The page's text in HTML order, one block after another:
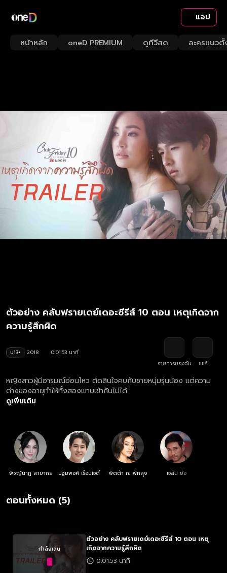
แอป
หน้าหลัก oneD PREMIUM ดูทีวีสด ละครแนวตั้
ตัวอย่าง คลับฟรายเดย์เดอะซีรีส์ 10 ตอน เหตุเกิดจาก
ความรู้สึกผิด
น13+ 2018
0:01:53 นาที
รายการของฉัน
แชร์
หญิงสาวผู้มีอารมณ์อ่อนไหว ตัดสินใจคบกับชายหนุ่มรุ่นน้อง แต่ความ
ต่างของอายุทำให้ทั้งสองแทบเข้ากันไม่ได้
ดูเพิ่มเติม
พิชญ์นาฏ สาขากร ปฐมพงศ์ เรือนใจดี พิตต้า ณ พัทลุง เจสัน ยัง
ตอนทั้งหมด (5)
กำลังเล่น
ตัวอย่าง คลับฟรายเดย์เดอะซีรีส์ 10 ตอน เหตุ
เกิดจากความรู้สึกผิด
0:01:53 นาที